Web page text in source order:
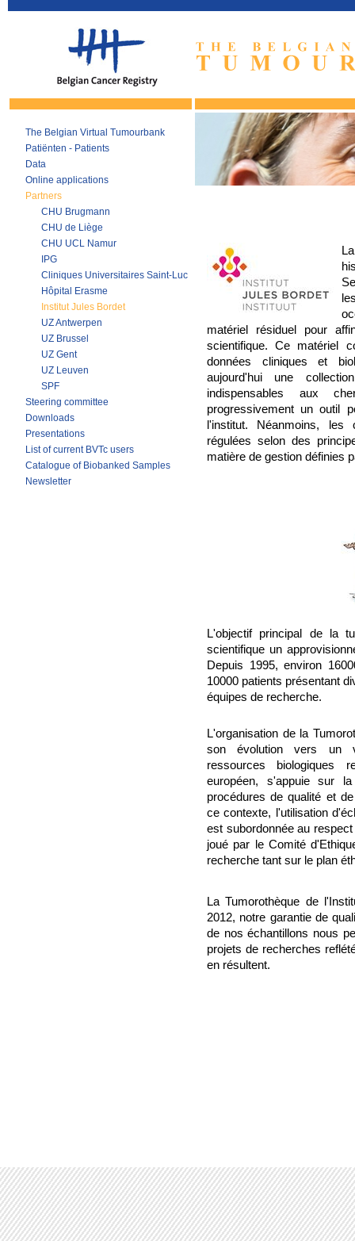
The Belgian Virtual Tumourbank
Patiënten - Patients
Data
Online applications
Partners
CHU Brugmann
CHU de Liège
CHU UCL Namur
IPG
Cliniques Universitaires Saint-Luc
Hôpital Erasme
Institut Jules Bordet
UZ Antwerpen
UZ Brussel
UZ Gent
UZ Leuven
SPF
Steering committee
Downloads
Presentations
List of current BVTc users
Catalogue of Biobanked Samples
Newsletter
matériel résiduel pour
scientifique. Ce matériel
données cliniques et
aujourd'hui une
indispensables aux
progressivement un outil
l'institut. Néanmoins,
régulées selon des
matière de gestion définies
L'objectif principal de la
scientifique un
Depuis 1995, environ
10000 patients présentant
équipes de recherche.
L'organisation de la
son évolution vers un
ressources biologiques
européen, s'appuie sur
procédures de qualité et
ce contexte, l'utilisation
est subordonnée au
joué par le Comité
recherche tant sur le plan
La Tumorothèque de
2012, notre garantie de
de nos échantillons nous
projets de recherches
en résultent.